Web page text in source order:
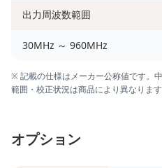
出力周波数範囲
30MHz ～ 960MHz
※ 記載の仕様はメーカー公称値です。
範囲・校正状況は商品により異なりま
オプション